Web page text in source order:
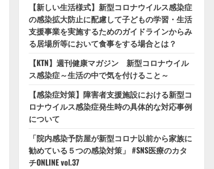
【新しい生活様式】新型コロナウイルス感染症
の感染拡大防止に配慮して子どもの学習・生活
支援事業を実施するためのガイドラインからみ
る居場所等において食事をする場合とは？
【KTN】週刊健康マガジン 新型コロナウイル
ス感染症～生活の中で気を付けること～
【感染症対策】障害者支援施設における新型コ
ロナウイルス感染症発生時の具体的な対応事例
について
「院内感染予防屋が新型コロナ以前から家族に
勧めている５つの感染対策」 #SNS医療のカタ
チONLINE vol.37